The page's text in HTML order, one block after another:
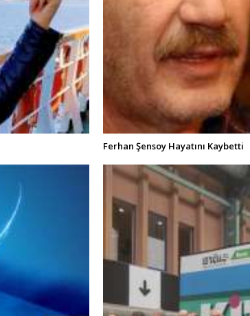
Ferhan Şensoy Hayatını Kaybetti